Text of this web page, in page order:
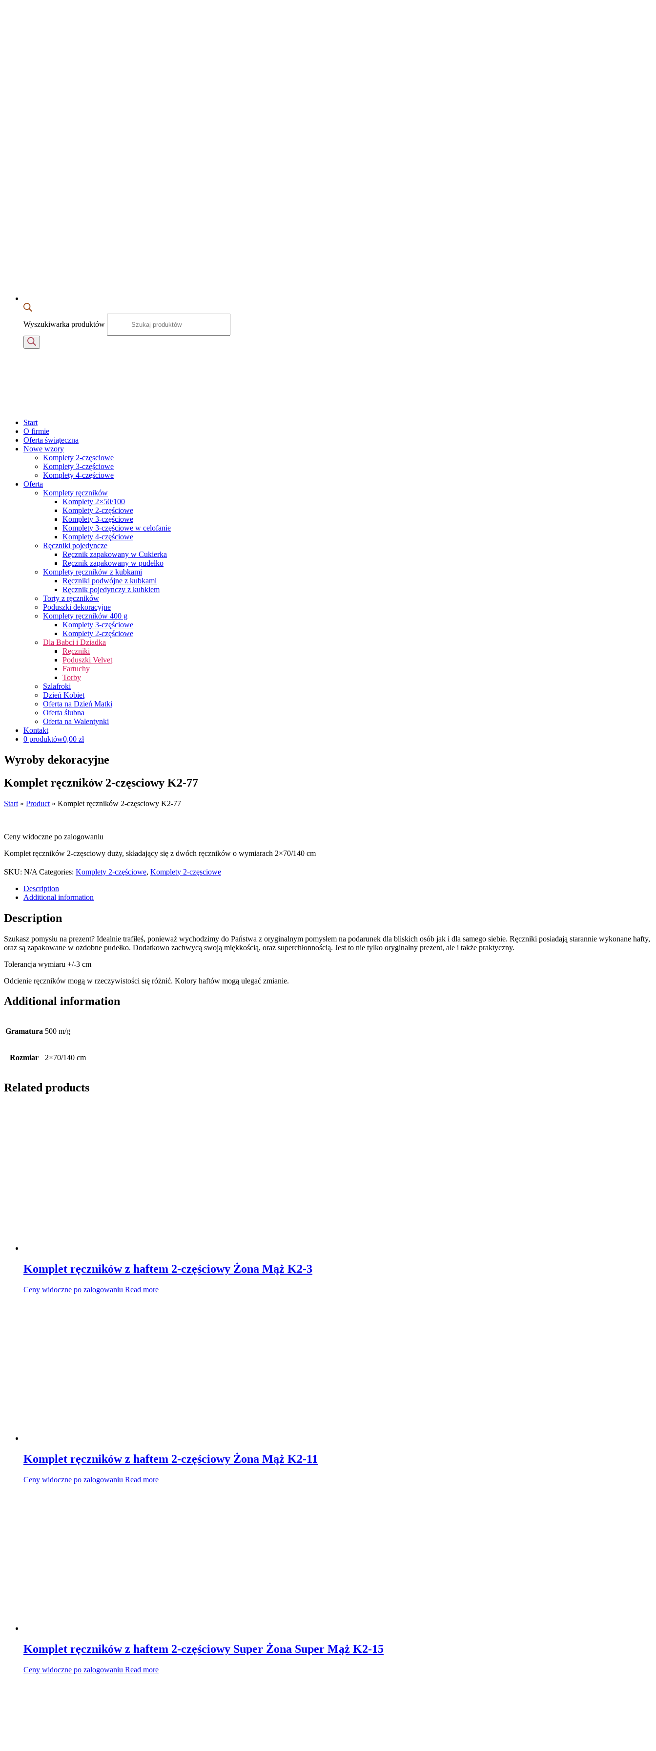
Wyszukiwarka produktów
Start
O firmie
Oferta świąteczna
Nowe wzory
Komplety 2-częsciowe
Komplety 3-częściowe
Komplety 4-częściowe
Oferta
Komplety ręczników
Komplety 2×50/100
Komplety 2-częściowe
Komplety 3-częściowe
Komplety 3-częściowe w celofanie
Komplety 4-częściowe
Ręczniki pojedyncze
Ręcznik zapakowany w Cukierka
Ręcznik zapakowany w pudełko
Komplety ręczników z kubkami
Ręczniki podwójne z kubkami
Ręcznik pojedynczy z kubkiem
Torty z ręczników
Poduszki dekoracyjne
Komplety ręczników 400 g
Komplety 3-częściowe
Komplety 2-częściowe
Dla Babci i Dziadka
Ręczniki
Poduszki Velvet
Fartuchy
Torby
Szlafroki
Dzień Kobiet
Oferta na Dzień Matki
Oferta ślubna
Oferta na Walentynki
Kontakt
0 produktów0,00 zł
Wyroby dekoracyjne
Komplet ręczników 2-częsciowy K2-77
Start » Product » Komplet ręczników 2-częsciowy K2-77
Ceny widoczne po zalogowaniu
Komplet ręczników 2-częsciowy duży, składający się z dwóch ręczników o wymiarach 2×70/140 cm
SKU: N/A Categories: Komplety 2-częściowe, Komplety 2-częsciowe
Description
Additional information
Description
Szukasz pomysłu na prezent? Idealnie trafiłeś, ponieważ wychodzimy do Państwa z oryginalnym pomysłem na podarunek dla bliskich osób jak i dla samego siebie. Ręczniki posiadają starannie wykonane hafty,
oraz są zapakowane w ozdobne pudełko. Dodatkowo zachwycą swoją miękkością, oraz superchłonnością. Jest to nie tylko oryginalny prezent, ale i także praktyczny.
Tolerancja wymiaru +/-3 cm
Odcienie ręczników mogą w rzeczywistości się różnić. Kolory haftów mogą ulegać zmianie.
Additional information
Gramatura 500 m/g
Rozmiar 2×70/140 cm
Related products
Komplet ręczników z haftem 2-częściowy Żona Mąż K2-3
Ceny widoczne po zalogowaniu Read more
Komplet ręczników z haftem 2-częściowy Żona Mąż K2-11
Ceny widoczne po zalogowaniu Read more
Komplet ręczników z haftem 2-częściowy Super Żona Super Mąż K2-15
Ceny widoczne po zalogowaniu Read more